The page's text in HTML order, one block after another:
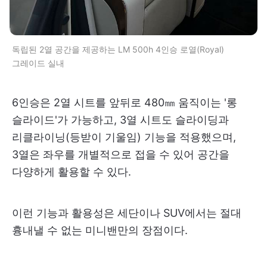
독립된 2열 공간을 제공하는 LM 500h 4인승 로열(Royal)
그레이드 실내
6인승은 2열 시트를 앞뒤로 480㎜ 움직이는 '롱
슬라이드'가 가능하고, 3열 시트도 슬라이딩과
리클라이닝(등받이 기울임) 기능을 적용했으며,
3열은 좌우를 개별적으로 접을 수 있어 공간을
다양하게 활용할 수 있다.
이런 기능과 활용성은 세단이나 SUV에서는 절대
흉내낼 수 없는 미니밴만의 장점이다.